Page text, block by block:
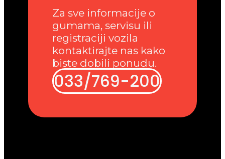
Za sve informacije o
gumama, servisu ili
registraciji vozila
kontaktirajte nas kako
biste dobili ponudu.
033/769-200